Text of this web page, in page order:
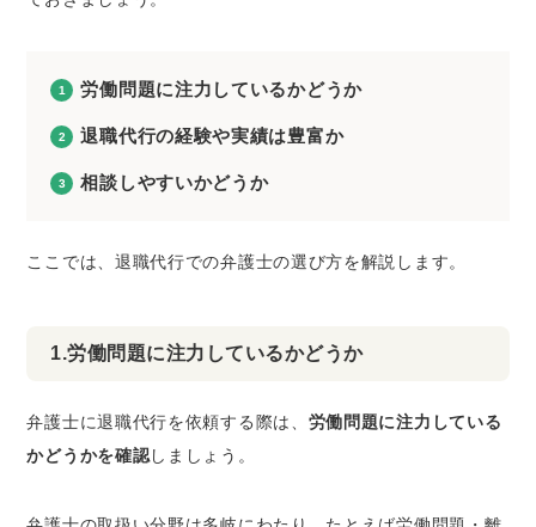
労働問題に注力しているかどうか
退職代行の経験や実績は豊富か
相談しやすいかどうか
ここでは、退職代行での弁護士の選び方を解説します。
1.労働問題に注力しているかどうか
弁護士に退職代行を依頼する際は、 労働問題に注力している
かどうかを確認しましょう。